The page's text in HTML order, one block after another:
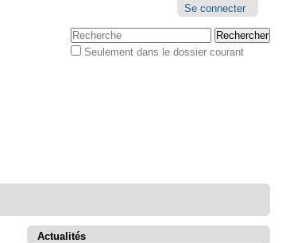
personnels
Se connecter
Chercher par
Seulement dans le dossier courant
Actualités